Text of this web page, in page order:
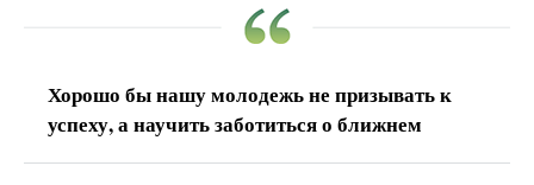
Хорошо бы нашу молодежь не призывать к
успеху, а научить заботиться о ближнем